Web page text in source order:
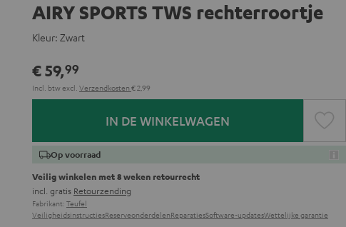
AIRY SPORTS TWS rechterroortje
Kleur: Zwart
€ 59,99
Incl. btwexcl. Verzendkosten € 2,99
IN DE WINKELWAGEN
Op voorraad
Veilig winkelen met 8 weken retourrecht
incl. gratis Retourzending
Fabrikant: Teufel
VeiligheidsinstructiesReserveonderdelenReparatiesSoftware-updatesWettelijke garantie